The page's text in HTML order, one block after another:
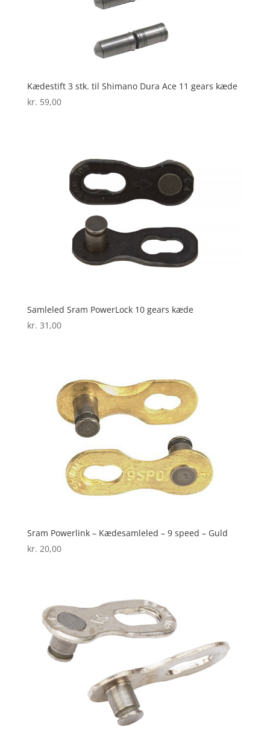
Kædestift 3 stk. til Shimano Dura Ace 11 gears kæde
kr. 59,00
Samleled Sram PowerLock 10 gears kæde
kr. 31,00
Sram Powerlink – Kædesamleled – 9 speed – Guld
kr. 20,00